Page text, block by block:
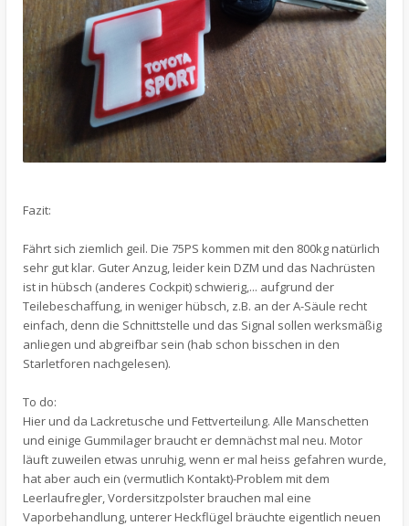
Fazit:
Fährt sich ziemlich geil. Die 75PS kommen mit den 800kg natürlich
sehr gut klar. Guter Anzug, leider kein DZM und das Nachrüsten
ist in hübsch (anderes Cockpit) schwierig,... aufgrund der
Teilebeschaffung, in weniger hübsch, z.B. an der A-Säule recht
einfach, denn die Schnittstelle und das Signal sollen werksmäßig
anliegen und abgreifbar sein (hab schon bisschen in den
Starletforen nachgelesen).
To do:
Hier und da Lackretusche und Fettverteilung. Alle Manschetten
und einige Gummilager braucht er demnächst mal neu. Motor
läuft zuweilen etwas unruhig, wenn er mal heiss gefahren wurde,
hat aber auch ein (vermutlich Kontakt)-Problem mit dem
Leerlaufregler, Vordersitzpolster brauchen mal eine
Vaporbehandlung, unterer Heckflügel bräuchte eigentlich neuen